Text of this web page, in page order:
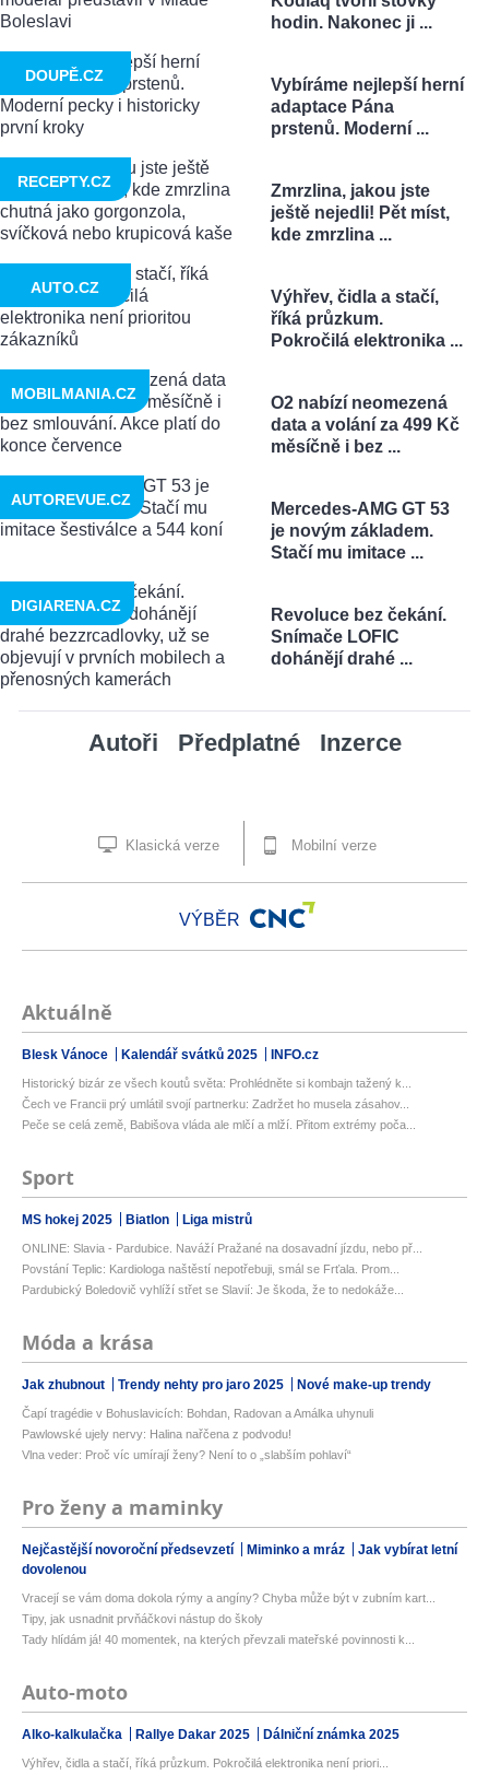
hodin. Nakonec ji ...
Vybíráme nejlepší herní
adaptace Pána
prstenů. Moderní ...
DOUPĚ.CZ
Zmrzlina, jakou jste
ještě nejedli! Pět míst,
kde zmrzlina ...
RECEPTY.CZ
Výhřev, čidla a stačí,
říká průzkum.
Pokročilá elektronika ...
AUTO.CZ
O2 nabízí neomezená
data a volání za 499 Kč
měsíčně i bez ...
MOBILMANIA.CZ
Mercedes-AMG GT 53
je novým základem.
Stačí mu imitace ...
AUTOREVUE.CZ
Revoluce bez čekání.
Snímače LOFIC
dohánějí drahé ...
DIGIARENA.CZ
Autoři Předplatné Inzerce
Klasická verze Mobilní verze
VÝBĚR
Aktuálně
Blesk Vánoce Kalendář svátků 2025 INFO.cz
Historický bizár ze všech koutů světa: Prohlédněte si kombajn tažený k...
Čech ve Francii prý umlátil svojí partnerku: Zadržet ho musela zásahov...
Peče se celá země, Babišova vláda ale mlčí a mlží. Přitom extrémy poča...
Sport
MS hokej 2025 Biatlon Liga mistrů
ONLINE: Slavia - Pardubice. Naváží Pražané na dosavadní jízdu, nebo př...
Povstání Teplic: Kardiologa naštěstí nepotřebuji, smál se Frťala. Prom...
Pardubický Boledovič vyhlíží střet se Slavií: Je škoda, že to nedokáže...
Móda a krása
Jak zhubnout Trendy nehty pro jaro 2025 Nové make-up trendy
Čapí tragédie v Bohuslavicích: Bohdan, Radovan a Amálka uhynuli
Pawlowské ujely nervy: Halina nařčena z podvodu!
Vlna veder: Proč víc umírají ženy? Není to o „slabším pohlaví“
Pro ženy a maminky
Nejčastější novoroční předsevzetí Miminko a mráz
Jak vybírat letní
dovolenou
Vracejí se vám doma dokola rýmy a angíny? Chyba může být v zubním kart...
Tipy, jak usnadnit prvňáčkovi nástup do školy
Tady hlídám já! 40 momentek, na kterých převzali mateřské povinnosti k...
Auto-moto
Alko-kalkulačka Rallye Dakar 2025 Dálniční známka 2025
Výhřev, čidla a stačí, říká průzkum. Pokročilá elektronika není priori...